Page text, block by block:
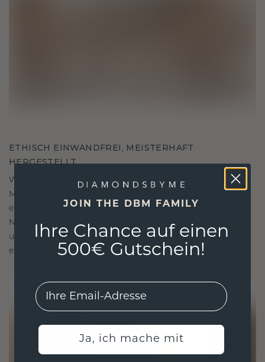
ETHISCH EINWANDFREI, MEISTERHAFT
HERGESTELLT
Wir wählen nur die besten, umweltfreundlichen
Materialien und Labor Diamanten aus. Unsere
erfahrenen Goldschmiede verbinden
Nachhaltigkeit mit beispielloser Handwerkskunst
und stellen so sicher, dass Ihr Schmuck ebenso
ethisch wie exquisit ist.
JOIN THE DBM FAMILY
Ihre Chance auf einen
500€ Gutschein!
EMail
Ja, ich mache mit